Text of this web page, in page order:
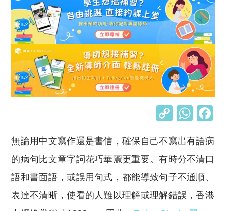
C
p
y
Li
n
W
at
s
A
p
無論用中文寫作還是書信，確保自己不寫出有語病
的病句比文章字詞花巧華麗更重要。有時分不清口
語和書面語，或誤用句式，都能導致句子不通順、
表達不清晰，使看的人難以理解或理解錯誤，香港